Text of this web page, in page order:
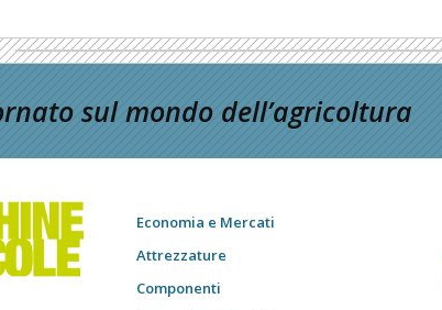
sul mondo dell’agricoltura
Economia e Mercati
Attrezzature
Componenti